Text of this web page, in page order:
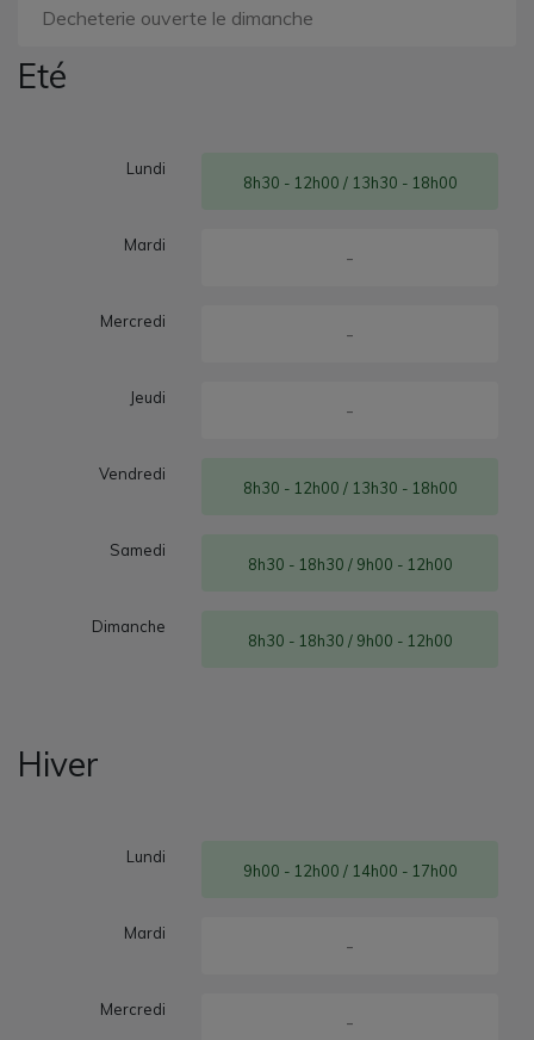
Decheterie ouverte le dimanche
Eté
Lundi
8h30 - 12h00 / 13h30 - 18h00
Mardi
-
Mercredi
-
Jeudi
-
Vendredi
8h30 - 12h00 / 13h30 - 18h00
Samedi
8h30 - 18h30 / 9h00 - 12h00
Dimanche
8h30 - 18h30 / 9h00 - 12h00
Hiver
Lundi
9h00 - 12h00 / 14h00 - 17h00
Mardi
-
Mercredi
-